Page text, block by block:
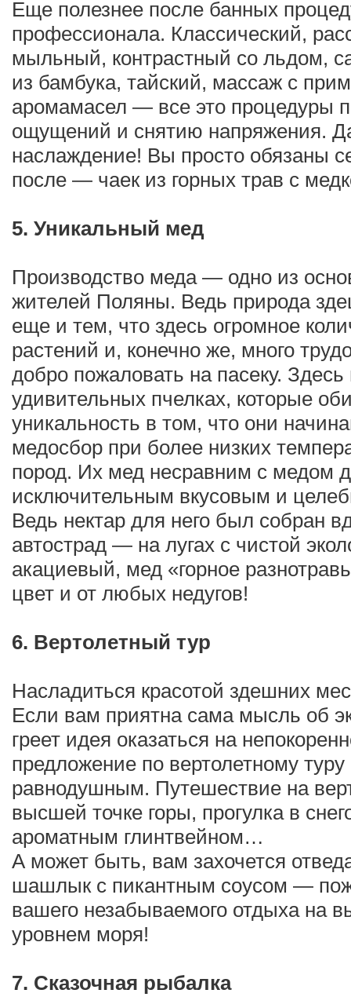
Еще полезнее после банных
профессионала. Классический,
мыльный, контрастный со льдом,
из бамбука, тайский, массаж с
аромамасел — все это процедуры
ощущений и снятию напряжения.
наслаждение! Вы просто обязаны
после — чаек из горных трав с
5. Уникальный мед
Производство меда — одно из
жителей Поляны. Ведь природа
еще и тем, что здесь огромное
растений и, конечно же, много
добро пожаловать на пасеку.
удивительных пчелках, которые
уникальность в том, что они
медосбор при более низких
пород. Их мед несравним с медом
исключительным вкусовым и
Ведь нектар для него был собран
автострад — на лугах с чистой
акациевый, мед «горное
цвет и от любых недугов!
6. Вертолетный тур
Насладиться красотой здешних
Если вам приятна сама мысль об
греет идея оказаться на
предложение по вертолетному туру
равнодушным. Путешествие на
высшей точке горы, прогулка в
ароматным глинтвейном…
А может быть, вам захочется
шашлык с пикантным соусом —
вашего незабываемого отдыха на
уровнем моря!
7. Сказочная рыбалка